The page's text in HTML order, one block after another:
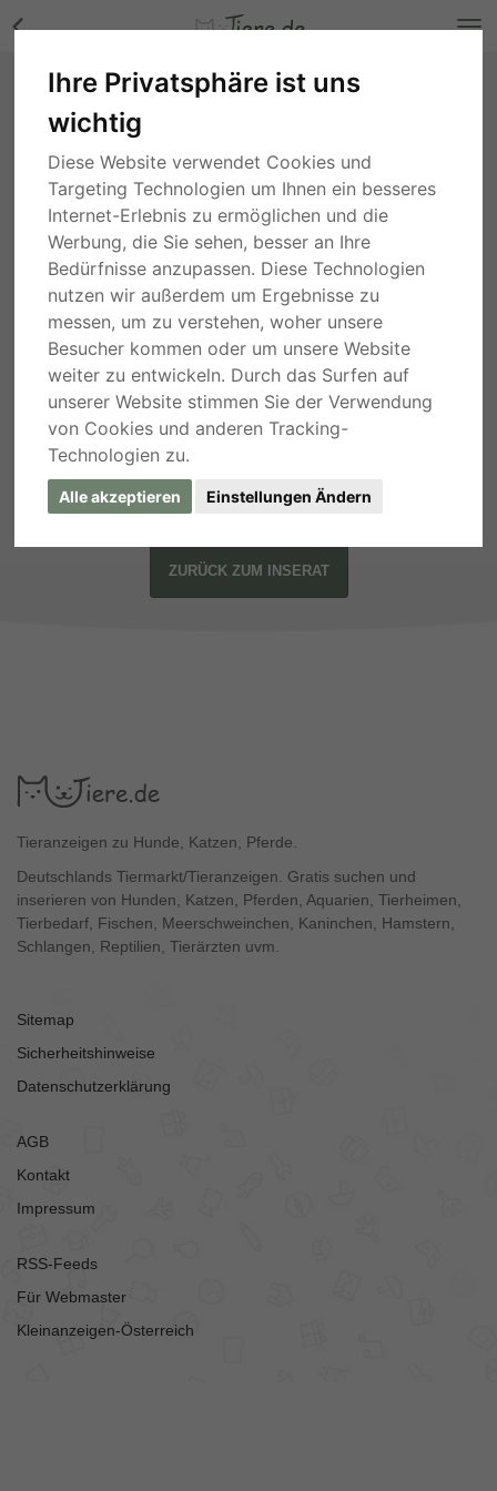
Ihre Privatsphäre ist uns
wichtig
Diese Website verwendet Cookies und
Targeting Technologien um Ihnen ein besseres
Internet-Erlebnis zu ermöglichen und die
Werbung, die Sie sehen, besser an Ihre
Bedürfnisse anzupassen. Diese Technologien
nutzen wir außerdem um Ergebnisse zu
messen, um zu verstehen, woher unsere
Besucher kommen oder um unsere Website
weiter zu entwickeln. Durch das Surfen auf
unserer Website stimmen Sie der Verwendung
von Cookies und anderen Tracking-
Technologien zu.
Alle akzeptieren Einstellungen Ändern
Kira - Aktive Junghündin, ca. 1 Jahr/56cm,
Mischling - Hündin Bilder
Bayern, vor 3 Jahren
ZURÜCK ZUM INSERAT
Tieranzeigen zu Hunde, Katzen, Pferde.
Deutschlands Tiermarkt/Tieranzeigen. Gratis suchen und
inserieren von Hunden, Katzen, Pferden, Aquarien, Tierheimen,
Tierbedarf, Fischen, Meerschweinchen, Kaninchen, Hamstern,
Schlangen, Reptilien, Tierärzten uvm.
Sitemap
Sicherheitshinweise
Datenschutzerklärung
AGB
Kontakt
Impressum
RSS-Feeds
Für Webmaster
Kleinanzeigen-Österreich